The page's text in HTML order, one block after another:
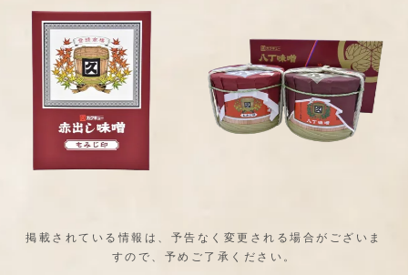
掲載されている情報は、予告なく変更される場合がございま
すので、予めご了承ください。